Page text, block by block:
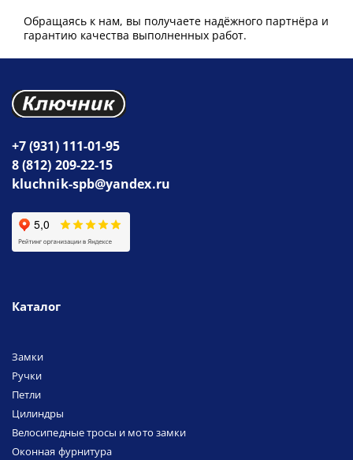
Обращаясь к нам, вы получаете надёжного партнёра и
гарантию качества выполненных работ.
+7 (931) 111-01-95
8 (812) 209-22-15
kluchnik-spb@yandex.ru
Каталог
Замки
Ручки
Петли
Цилиндры
Велосипедные тросы и мото замки
Оконная фурнитура